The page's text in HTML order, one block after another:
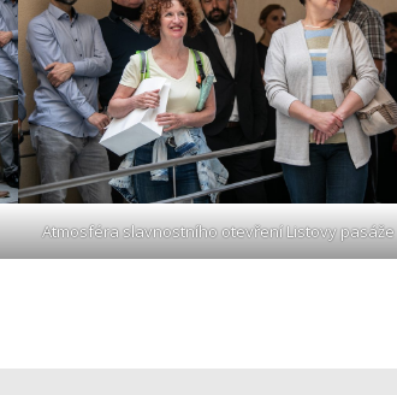
Atmosféra slavnostního otevření Listovy pasáže